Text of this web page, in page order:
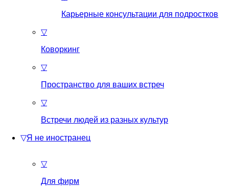
Карьерные консультации для подростков
▽
Коворкинг
▽
Пространство для ваших встреч
▽
Встречи людей из разных культур
▽Я не иностранец
▽
Для фирм